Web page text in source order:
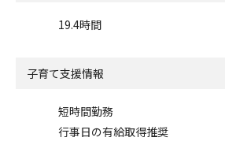
19.4時間
子育て支援情報
短時間勤務
行事日の有給取得推奨